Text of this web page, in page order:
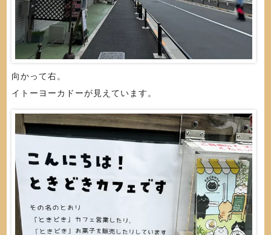
向かって右。
イトーヨーカドーが見えています。